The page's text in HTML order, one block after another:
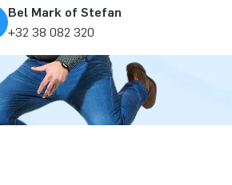
Bel Mark of Stefan
+32 38 082 320